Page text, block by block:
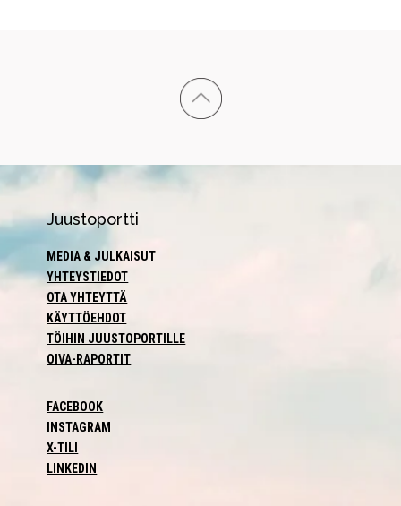
Juustoportti
MEDIA & JULKAISUT
YHTEYSTIEDOT
OTA YHTEYTTÄ
KÄYTTÖEHDOT
TÖIHIN JUUSTOPORTILLE
OIVA-RAPORTIT
FACEBOOK
INSTAGRAM
X-TILI
LINKEDIN